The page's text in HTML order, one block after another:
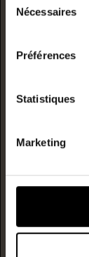
Nécessaires
Préférences
Statistiques
Marketing
DPE
(énergie
179
kwh/m²/année